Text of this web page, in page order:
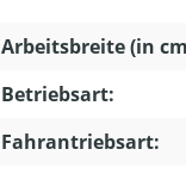
Arbeitsbreite (in
Betriebsart:
Fahrantriebsart: